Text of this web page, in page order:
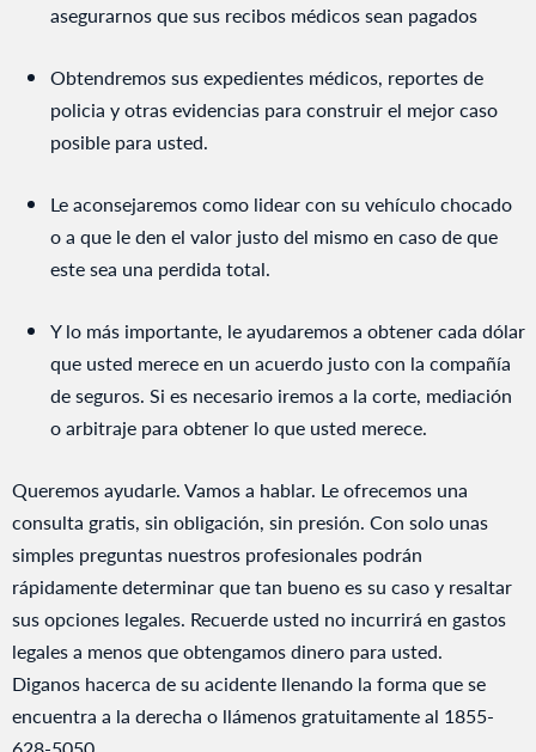
asegurarnos que sus recibos médicos sean pagados
Obtendremos sus expedientes médicos, reportes de
policia y otras evidencias para construir el mejor caso
posible para usted.
Le aconsejaremos como lidear con su vehículo chocado
o a que le den el valor justo del mismo en caso de que
este sea una perdida total.
Y lo más importante, le ayudaremos a obtener cada dólar
que usted merece en un acuerdo justo con la compañía
de seguros. Si es necesario iremos a la corte, mediación
o arbitraje para obtener lo que usted merece.
Queremos ayudarle. Vamos a hablar. Le ofrecemos una
consulta gratis, sin obligación, sin presión. Con solo unas
simples preguntas nuestros profesionales podrán
rápidamente determinar que tan bueno es su caso y resaltar
sus opciones legales. Recuerde usted no incurrirá en gastos
legales a menos que obtengamos dinero para usted.
Diganos hacerca de su acidente llenando la forma que se
encuentra a la derecha o llámenos gratuitamente al 1855-